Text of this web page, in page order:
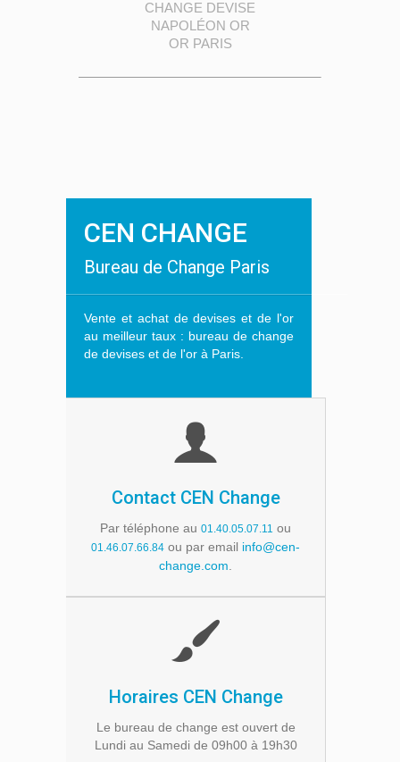
CHANGE DEVISE
NAPOLÉON OR
OR PARIS
CEN CHANGE
Bureau de Change Paris
Vente et achat de devises et de l'or
au meilleur taux : bureau de change
de devises et de l'or à Paris.
Contact CEN Change
Par téléphone au 01.40.05.07.11 ou
01.46.07.66.84 ou par email info@cen-
change.com.
Horaires CEN Change
Le bureau de change est ouvert de
Lundi au Samedi de 09h00 à 19h30